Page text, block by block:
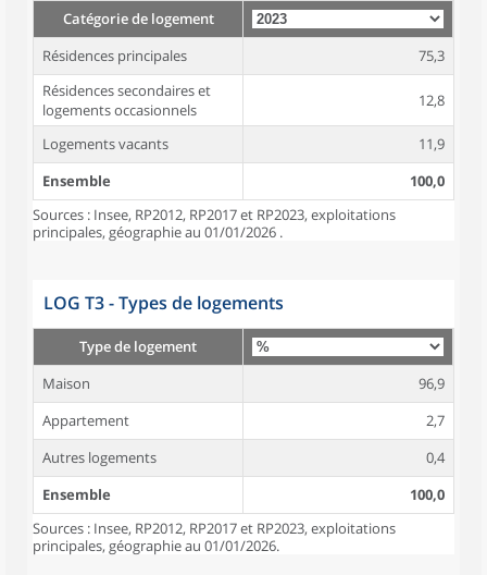
Catégorie de logement
Résidences principales
75,3
Résidences secondaires et
logements occasionnels
12,8
Logements vacants
11,9
Ensemble
100,0
Sources : Insee, RP2012, RP2017 et RP2023, exploitations
principales, géographie au 01/01/2026 .
LOG T3 - Types de logements
Type de logement
Maison
96,9
Appartement
2,7
Autres logements
0,4
Ensemble
100,0
Sources : Insee, RP2012, RP2017 et RP2023, exploitations
principales, géographie au 01/01/2026.